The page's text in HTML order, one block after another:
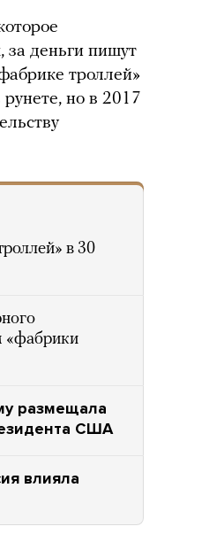
деньги пишут
троллей»
но в 2017
в 30
«фабрики
размещала
США
влияла